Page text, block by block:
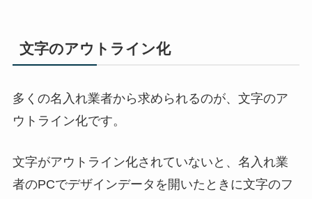
文字のアウトライン化
多くの名入れ業者から求められるのが、文字のア
ウトライン化です。
文字がアウトライン化されていないと、名入れ業
者のPCでデザインデータを開いたときに文字のフ